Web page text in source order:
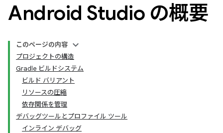
Android Studio の概要
このページの内容
プロジェクトの構造
Gradle ビルドシステム
ビルド バリアント
リソースの圧縮
依存関係を管理
デバッグツールとプロファイル ツール
インライン デバッグ